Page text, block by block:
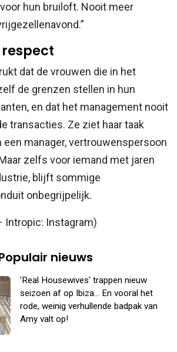
hun bruiloft. Nooit meer
respect
dat de vrouwen die in het
de grenzen stellen in hun
en dat het management nooit
transacties. Ze ziet haar taak
een manager, vertrouwenspersoon
zelfs voor iemand met jaren
blijft sommige
onbegrijpelijk.
Intropic: Instagram)
nieuws
'Real Housewives' trappen nieuw
seizoen af op Ibiza... En vooral het
rode, weinig verhullende badpak van
Amy valt op!